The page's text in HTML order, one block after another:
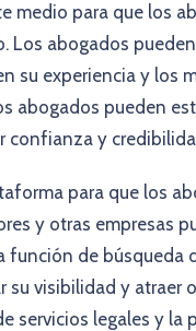
medio para que los
Los abogados
su experiencia y los
abogados pueden
confianza y
para que los
y otras empresas
función de búsqueda
visibilidad y atraer
servicios legales y la